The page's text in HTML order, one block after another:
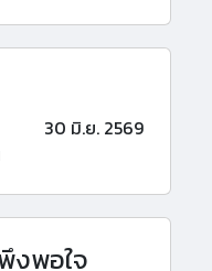
30 มิ.ย. 2569
งพอใจ